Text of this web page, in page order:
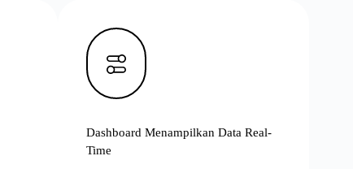
Dashboard Menampilkan Data Real-
Time